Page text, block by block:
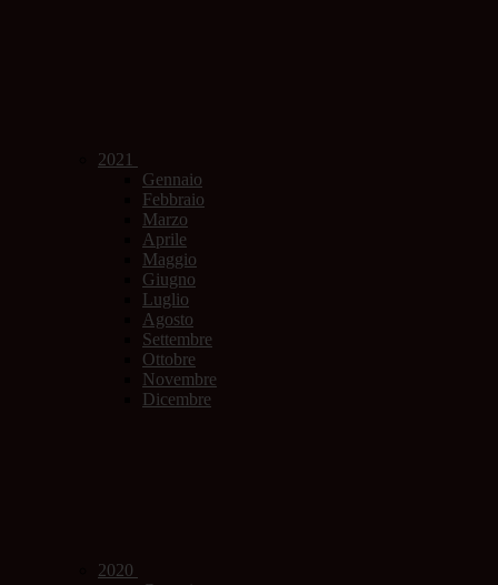
2021
Gennaio
Febbraio
Marzo
Aprile
Maggio
Giugno
Luglio
Agosto
Settembre
Ottobre
Novembre
Dicembre
2020